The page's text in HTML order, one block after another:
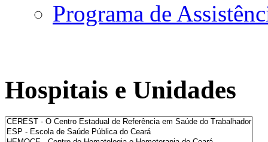
Programa de
Hospitais e Unidades